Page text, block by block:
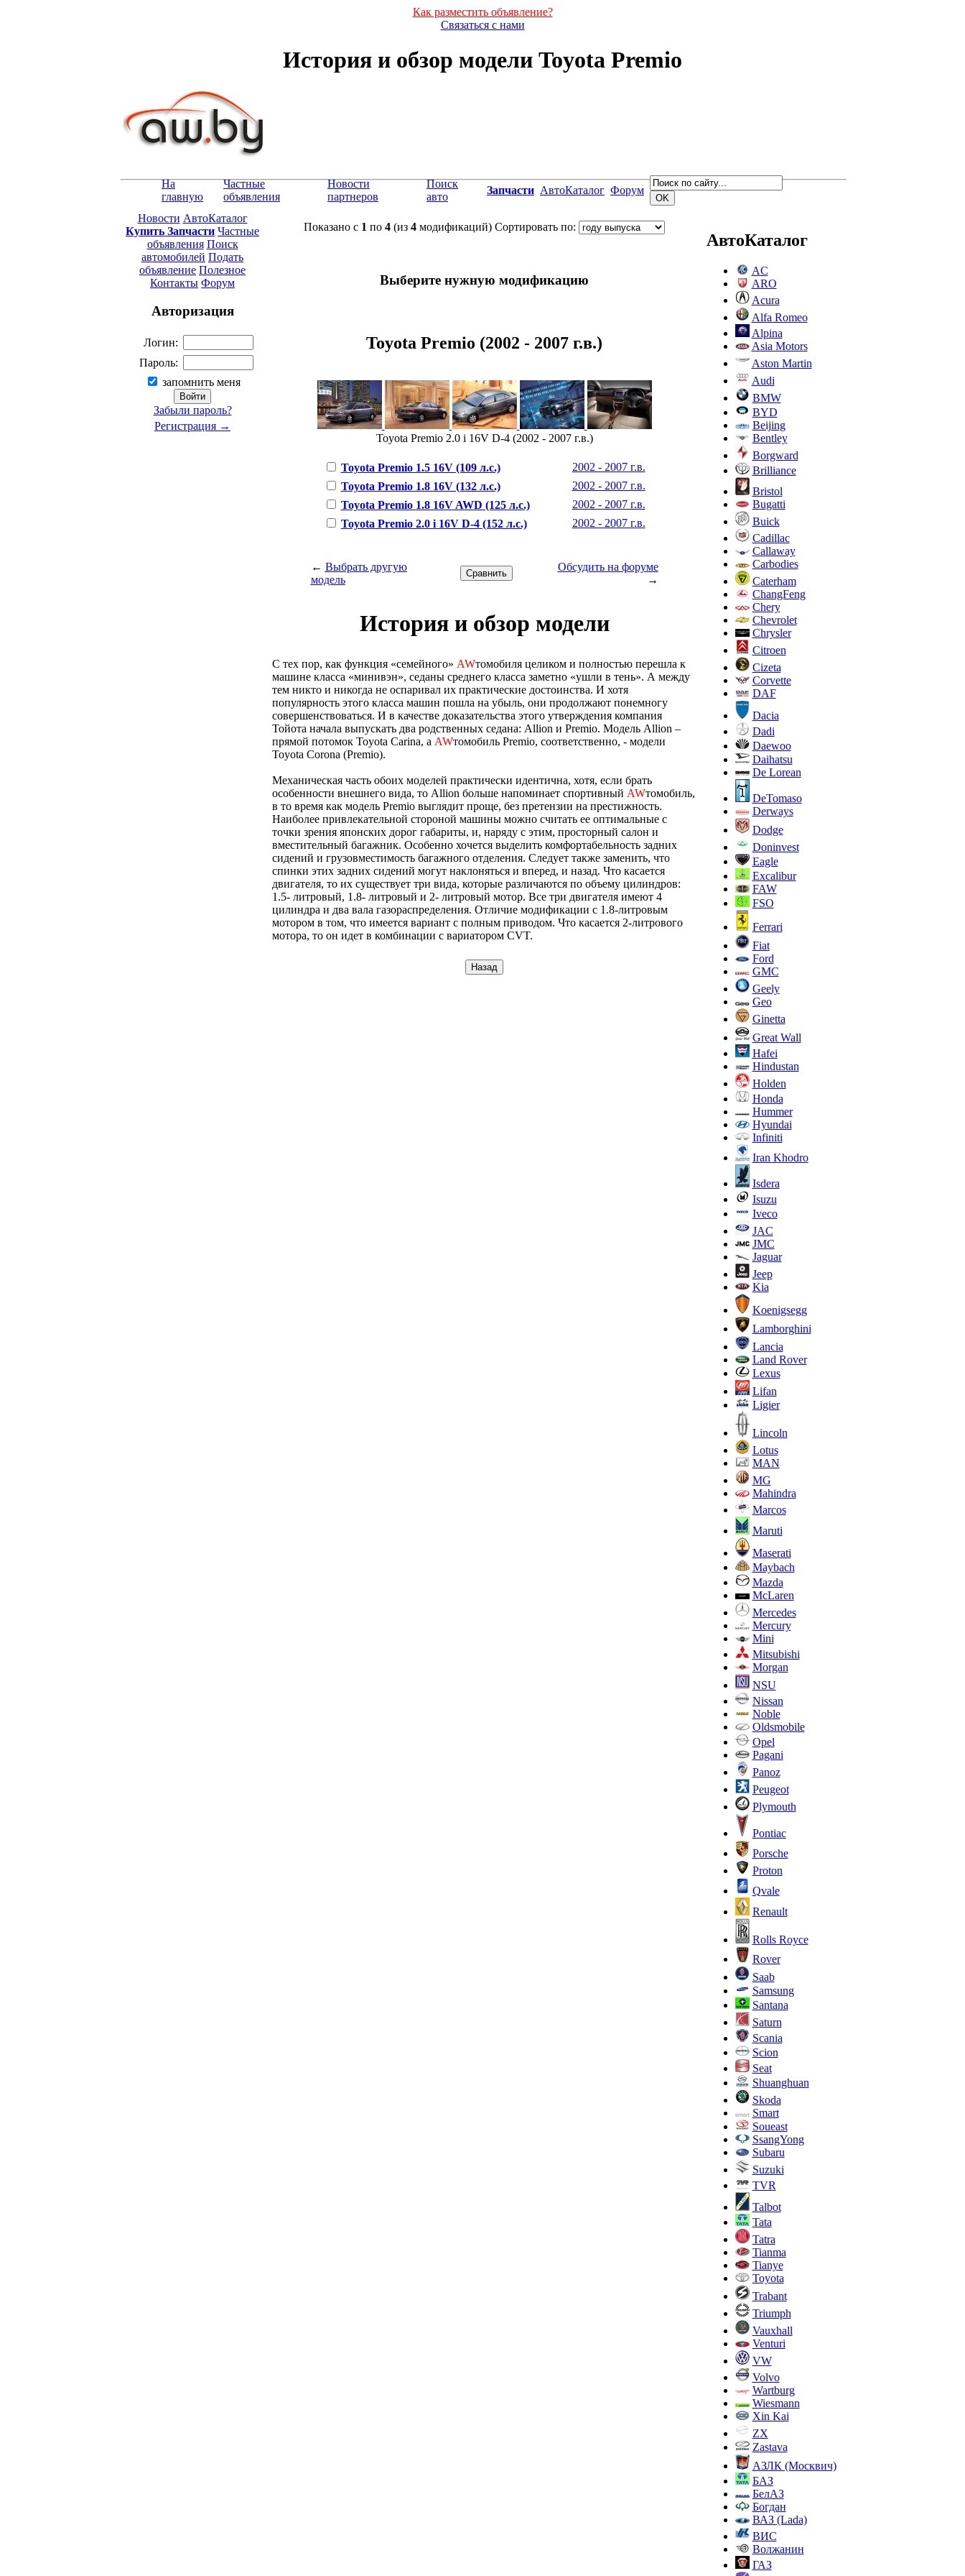
Как разместить объявление?
Связаться с нами
История и обзор модели Toyota Premio
На
главную
Частные
объявления
Новости
партнеров
Поиск
авто
Запчасти АвтоКаталог Форум
Новости АвтоКаталог
Купить Запчасти Частные
объявления Поиск
автомобилей Подать
объявление Полезное
Контакты Форум
Авторизация
Логин:
Пароль:
запомнить меня
Забыли пароль?
Регистрация →
Показано с 1 по 4 (из 4 модификаций) Сортировать по:
Выберите нужную модификацию
Toyota Premio (2002 - 2007 г.в.)
Toyota Premio 2.0 i 16V D-4 (2002 - 2007 г.в.)
Toyota Premio 1.5 16V (109 л.с.)
2002 - 2007 г.в.
Toyota Premio 1.8 16V (132 л.с.)
2002 - 2007 г.в.
Toyota Premio 1.8 16V AWD (125 л.с.)
2002 - 2007 г.в.
Toyota Premio 2.0 i 16V D-4 (152 л.с.)
2002 - 2007 г.в.
← Выбрать другую
модель
Обсудить на форуме
→
История и обзор модели
С тех пор, как функция «семейного» AWтомобиля целиком и полностью перешла к
машине класса «минивэн», седаны среднего класса заметно «ушли в тень». А между
тем никто и никогда не оспаривал их практические достоинства. И хотя
популярность этого класса машин пошла на убыль, они продолжают понемногу
совершенствоваться. И в качестве доказательства этого утверждения компания
Тойота начала выпускать два родственных седана: Allion и Premio. Модель Allion –
прямой потомок Toyota Carina, а AWтомобиль Premio, соответственно, - модели
Toyota Corona (Premio).
Механическая часть обоих моделей практически идентична, хотя, если брать
особенности внешнего вида, то Allion больше напоминает спортивный AWтомобиль,
в то время как модель Premio выглядит проще, без претензии на престижность.
Наиболее привлекательной стороной машины можно считать ее оптимальные с
точки зрения японских дорог габариты, и, наряду с этим, просторный салон и
вместительный багажник. Особенно хочется выделить комфортабельность задних
сидений и грузовместимость багажного отделения. Следует также заменить, что
спинки этих задних сидений могут наклоняться и вперед, и назад. Что касается
двигателя, то их существует три вида, которые различаются по объему цилиндров:
1.5- литровый, 1.8- литровый и 2- литровый мотор. Все три двигателя имеют 4
цилиндра и два вала газораспределения. Отличие модификации с 1.8-литровым
мотором в том, что имеется вариант с полным приводом. Что касается 2-литрового
мотора, то он идет в комбинации с вариатором CVT.
АвтоКаталог
AC
ARO
Acura
Alfa Romeo
Alpina
Asia Motors
Aston Martin
Audi
BMW
BYD
Beijing
Bentley
Borgward
Brilliance
Bristol
Bugatti
Buick
Cadillac
Callaway
Carbodies
Caterham
ChangFeng
Chery
Chevrolet
Chrysler
Citroen
Cizeta
Corvette
DAF
Dacia
Dadi
Daewoo
Daihatsu
De Lorean
DeTomaso
Derways
Dodge
Doninvest
Eagle
Excalibur
FAW
FSO
Ferrari
Fiat
Ford
GMC
Geely
Geo
Ginetta
Great Wall
Hafei
Hindustan
Holden
Honda
Hummer
Hyundai
Infiniti
Iran Khodro
Isdera
Isuzu
Iveco
JAC
JMC
Jaguar
Jeep
Kia
Koenigsegg
Lamborghini
Lancia
Land Rover
Lexus
Lifan
Ligier
Lincoln
Lotus
MAN
MG
Mahindra
Marcos
Maruti
Maserati
Maybach
Mazda
McLaren
Mercedes
Mercury
Mini
Mitsubishi
Morgan
NSU
Nissan
Noble
Oldsmobile
Opel
Pagani
Panoz
Peugeot
Plymouth
Pontiac
Porsche
Proton
Qvale
Renault
Rolls Royce
Rover
Saab
Samsung
Santana
Saturn
Scania
Scion
Seat
Shuanghuan
Skoda
Smart
Soueast
SsangYong
Subaru
Suzuki
TVR
Talbot
Tata
Tatra
Tianma
Tianye
Toyota
Trabant
Triumph
Vauxhall
Venturi
VW
Volvo
Wartburg
Wiesmann
Xin Kai
ZX
Zastava
АЗЛК (Москвич)
БАЗ
БелАЗ
Богдан
ВАЗ (Lada)
ВИС
Волжанин
ГАЗ